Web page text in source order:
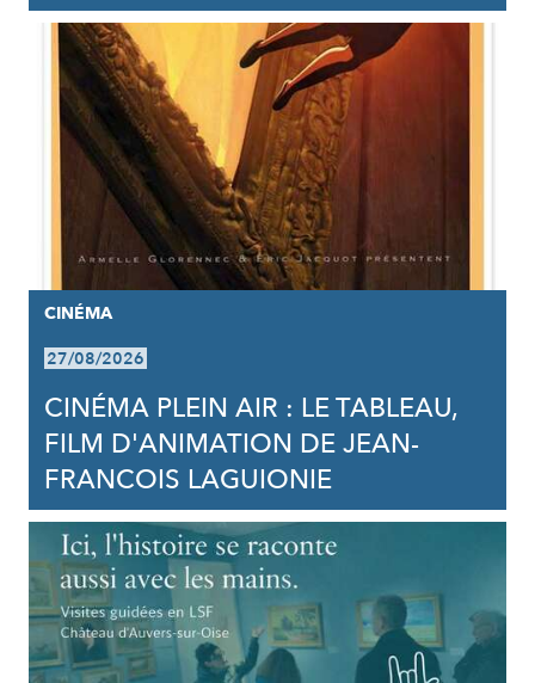
CINÉMA
27/08/2026
CINÉMA PLEIN AIR : LE TABLEAU,
FILM D'ANIMATION DE JEAN-
FRANCOIS LAGUIONIE